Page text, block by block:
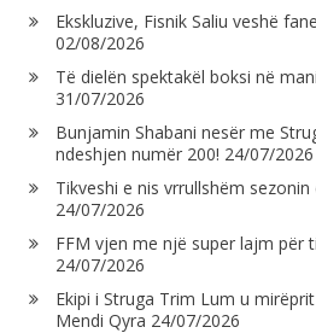
Ekskluzive, Fisnik Saliu veshë
02/08/2026
Të dielën spektakël boksi në
31/07/2026
Bunjamin Shabani nesër me
ndeshjen numër 200! 24/07/2026
Tikveshi e nis vrrullshëm
24/07/2026
FFM vjen me një super lajm për
24/07/2026
Ekipi i Struga Trim Lum u
Mendi Qyra 24/07/2026